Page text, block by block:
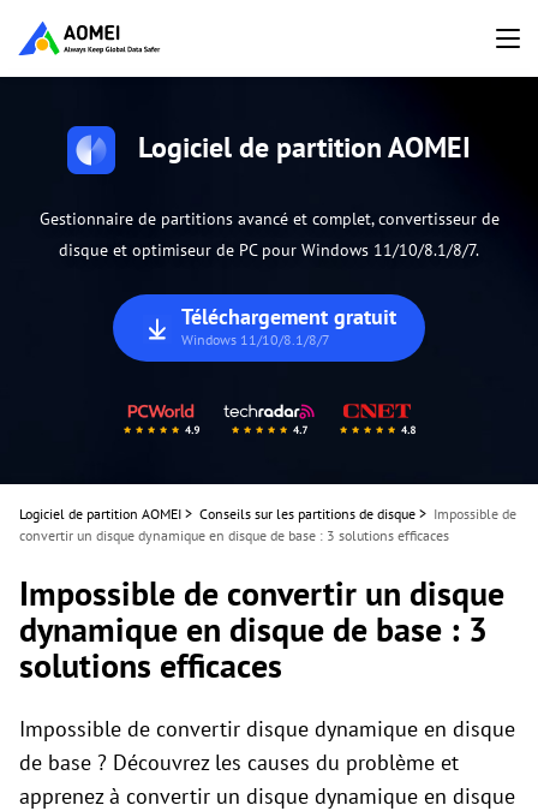
Logiciel de partition AOMEI
Gestionnaire de partitions avancé et complet, convertisseur de
disque et optimiseur de PC pour Windows 11/10/8.1/8/7.
Téléchargement gratuit
Windows 11/10/8.1/8/7
Logiciel de partition AOMEI > Conseils sur les partitions de disque > Impossible de
convertir un disque dynamique en disque de base : 3 solutions efficaces
Impossible de convertir un disque
dynamique en disque de base : 3
solutions efficaces
Impossible de convertir disque dynamique en disque
de base ? Découvrez les causes du problème et
apprenez à convertir un disque dynamique en disque